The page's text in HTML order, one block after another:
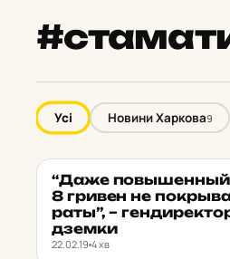
Усі Новини Харкова9
НОВИНИ ХАРКОВА
“Даже
8 гривен не
раты”, –
дзем­ки
22.02.19 4 хв